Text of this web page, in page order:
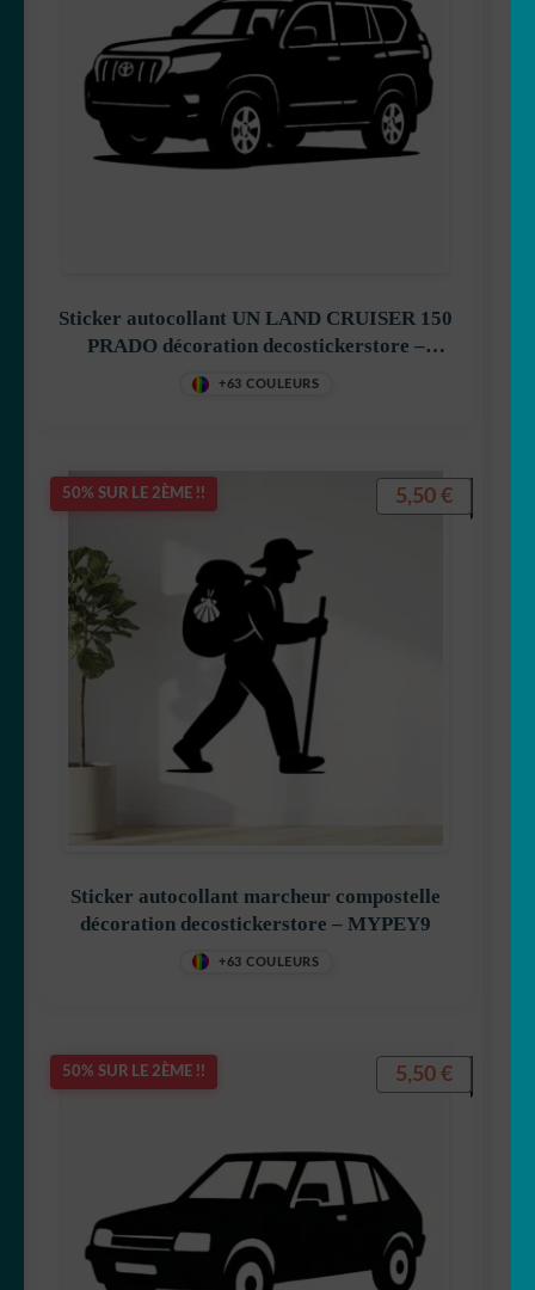
Sticker autocollant UN LAND CRUISER 150
PRADO décoration decostickerstore –
WGUTX0
+63 COULEURS
50% SUR LE 2ÈME !!
Sticker autocollant marcheur compostelle
décoration decostickerstore – MYPEY9
+63 COULEURS
5,50 €
50% SUR LE 2ÈME !! 5,50 €